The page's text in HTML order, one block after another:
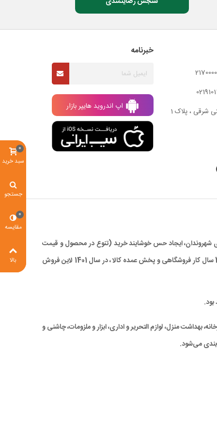
شرقی ، پلاک 1
خبرنامه
اپ اندروید هایپر بازار
شهروندان، ایجاد حس خوشایند خرید (تنوع در محصول و قیمت
مناسب)، صرفه جویی در زمان و در نهایت کاهش ترددهای درون شهری، با ارائه کالاهای با کیفیت بالا و همچنین قیمتی مناسب و رقابتی ، با تجربه 28 سال کار فروشگاهی و پخش عمده کالا ، در سال 1401 لاین فروش
بهداشت منزل، لوازم التحریر و اداری، ابزار و ملزومات، چاشنی و
می‌شود.
سبد خرید
0
جستجو
مقایسه
0
بالا